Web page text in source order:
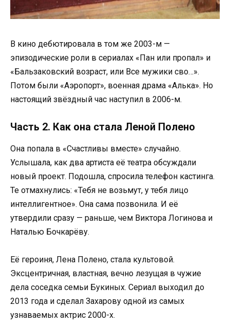
В кино дебютировала в том же 2003-м —
эпизодические роли в сериалах «Пан или пропал» и
«Бальзаковский возраст, или Все мужики сво…».
Потом были «Аэропорт», военная драма «Алька». Но
настоящий звёздный час наступил в 2006-м.
Часть 2. Как она стала Леной Полено
Она попала в «Счастливы вместе» случайно.
Услышала, как два артиста её театра обсуждали
новый проект. Подошла, спросила телефон кастинга.
Те отмахнулись: «Тебя не возьмут, у тебя лицо
интеллигентное». Она сама позвонила. И её
утвердили сразу — раньше, чем Виктора Логинова и
Наталью Бочкарёву.
Её героиня, Лена Полено, стала культовой.
Эксцентричная, властная, вечно лезущая в чужие
дела соседка семьи Букиных. Сериал выходил до
2013 года и сделал Захарову одной из самых
узнаваемых актрис 2000-х.